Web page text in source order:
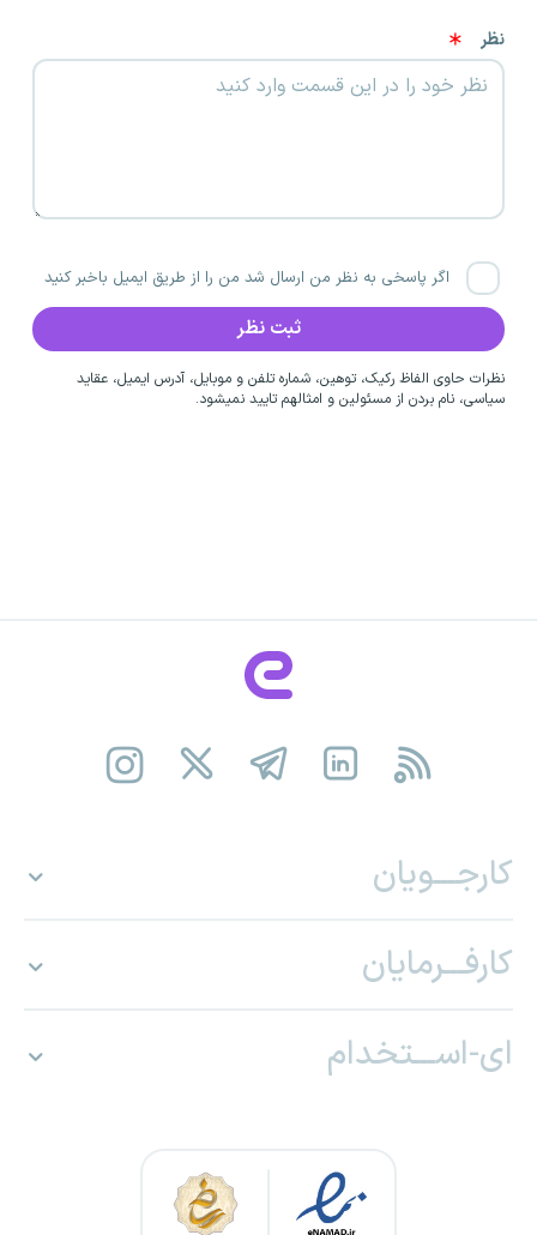
نظر
اگر پاسخی به نظر من ارسال شد من را از طریق ایمیل باخبر کنید
نظرات حاوی الفاظ رکیک، توهین، شماره تلفن و موبایل، آدرس ایمیل، عقاید
سیاسی، نام بردن از مسئولین و امثالهم تایید نمیشود.
کارجـــویان
کارفـــرمایان
ای-اســـتخدام